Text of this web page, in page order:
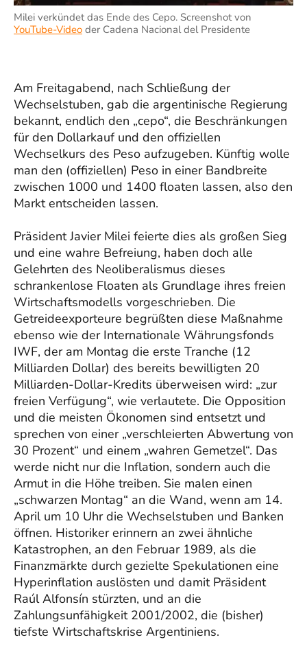
Milei verkündet das Ende des Cepo. Screenshot von
YouTube-Video der Cadena Nacional del Presidente
Am Freitagabend, nach Schließung der
Wechselstuben, gab die argentinische Regierung
bekannt, endlich den „cepo“, die Beschränkungen
für den Dollarkauf und den offiziellen
Wechselkurs des Peso aufzugeben. Künftig wolle
man den (offiziellen) Peso in einer Bandbreite
zwischen 1000 und 1400 floaten lassen, also den
Markt entscheiden lassen.
Präsident Javier Milei feierte dies als großen Sieg
und eine wahre Befreiung, haben doch alle
Gelehrten des Neoliberalismus dieses
schrankenlose Floaten als Grundlage ihres freien
Wirtschaftsmodells vorgeschrieben. Die
Getreideexporteure begrüßten diese Maßnahme
ebenso wie der Internationale Währungsfonds
IWF, der am Montag die erste Tranche (12
Milliarden Dollar) des bereits bewilligten 20
Milliarden-Dollar-Kredits überweisen wird: „zur
freien Verfügung“, wie verlautete. Die Opposition
und die meisten Ökonomen sind entsetzt und
sprechen von einer „verschleierten Abwertung von
30 Prozent“ und einem „wahren Gemetzel“. Das
werde nicht nur die Inflation, sondern auch die
Armut in die Höhe treiben. Sie malen einen
„schwarzen Montag“ an die Wand, wenn am 14.
April um 10 Uhr die Wechselstuben und Banken
öffnen. Historiker erinnern an zwei ähnliche
Katastrophen, an den Februar 1989, als die
Finanzmärkte durch gezielte Spekulationen eine
Hyperinflation auslösten und damit Präsident
Raúl Alfonsín stürzten, und an die
Zahlungsunfähigkeit 2001/2002, die (bisher)
tiefste Wirtschaftskrise Argentiniens.